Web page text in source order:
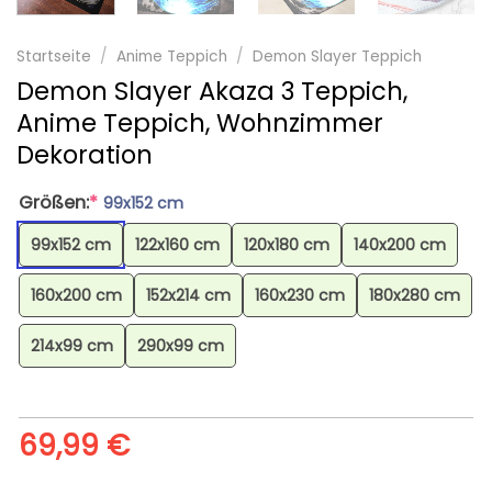
Startseite / Anime Teppich / Demon Slayer Teppich
Demon Slayer Akaza 3 Teppich,
Anime Teppich, Wohnzimmer
Dekoration
Größen:* 99x152 cm
99x152 cm
122x160 cm 120x180 cm 140x200 cm
160x200 cm 152x214 cm 160x230 cm 180x280 cm
214x99 cm 290x99 cm
69,99 €